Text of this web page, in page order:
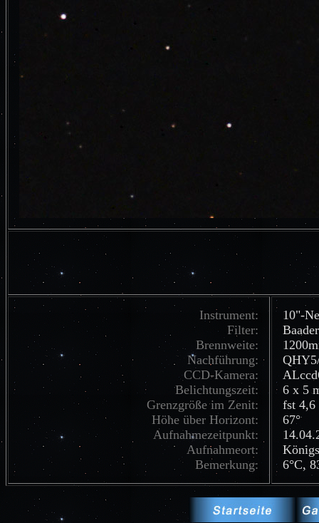
Instrument:
Filter:
Brennweite:
Nachführung:
CCD-Kamera:
Belichtungszeit:
Grenzgröße im Zenit:
Höhe über Horizont:
Aufnahmezeitpunkt:
Aufnahmeort:
Bemerkung:
10"-
6 x 5
fst 4,6
67°
6°C,